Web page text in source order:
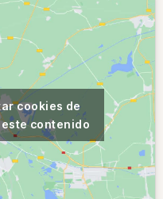
cookies de
contenido